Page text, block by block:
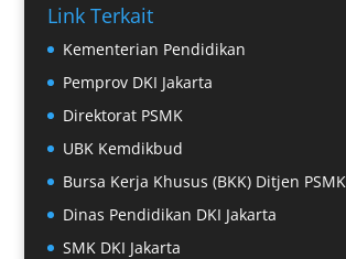
Link Terkait
Kementerian Pendidikan
Pemprov DKI Jakarta
Direktorat PSMK
UBK Kemdikbud
Bursa Kerja Khusus (BKK) Ditjen PSMK
Dinas Pendidikan DKI Jakarta
SMK DKI Jakarta